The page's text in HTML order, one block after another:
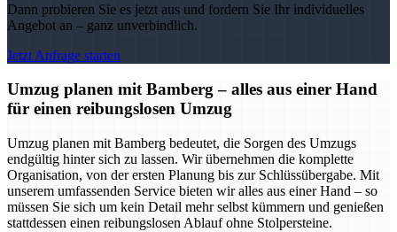
Dann probieren Sie es jetzt aus und fordern Sie Ihr individuelles
Angebot an – ganz unverbindlich.
Jetzt Anfrage starten
Umzug planen mit Bamberg – alles aus einer Hand
für einen reibungslosen Umzug
Umzug planen mit Bamberg bedeutet, die Sorgen des Umzugs
endgültig hinter sich zu lassen. Wir übernehmen die komplette
Organisation, von der ersten Planung bis zur Schlüssübergabe. Mit
unserem umfassenden Service bieten wir alles aus einer Hand – so
müssen Sie sich um kein Detail mehr selbst kümmern und genießen
stattdessen einen reibungslosen Ablauf ohne Stolpersteine.